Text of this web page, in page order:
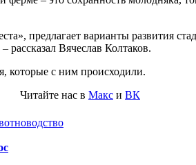
предлагает варианты развития
рассказал Вячеслав Колтаков.
которые с ним происходили.
Читайте нас в Макс и ВК